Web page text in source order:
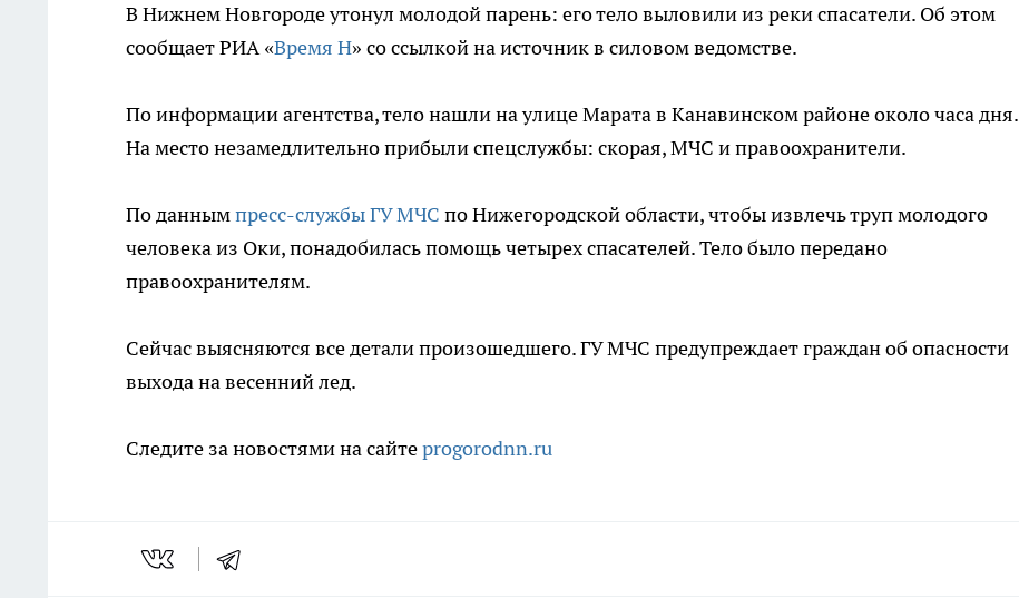
В Нижнем Новгороде утонул молодой парень: его тело выловили из реки спасатели. Об этом
сообщает РИА «Время Н» со ссылкой на источник в силовом ведомстве.
По информации агентства, тело нашли на улице Марата в Канавинском районе около часа дня.
На место незамедлительно прибыли спецслужбы: скорая, МЧС и правоохранители.
По даннымпресс-службы ГУ МЧС по Нижегородской области, чтобы извлечь труп молодого
человека из Оки, понадобилась помощь четырех спасателей. Тело было передано
правоохранителям.
Сейчас выясняются все детали произошедшего. ГУ МЧС предупреждает граждан об опасности
выхода на весенний лед.
Следите за новостями на сайтеprogorodnn.ru